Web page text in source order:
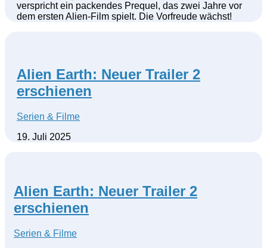
verspricht ein packendes Prequel, das zwei Jahre vor
dem ersten Alien-Film spielt. Die Vorfreude wächst!
Alien Earth: Neuer Trailer 2
erschienen
Serien & Filme
19. Juli 2025
Alien Earth: Neuer Trailer 2
erschienen
Serien & Filme